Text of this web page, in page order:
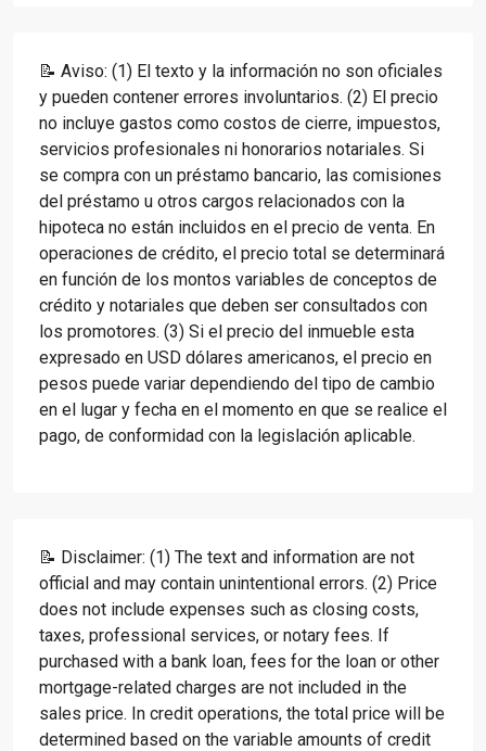
📝 Aviso: (1) El texto y la información no son oficiales
y pueden contener errores involuntarios. (2) El precio
no incluye gastos como costos de cierre, impuestos,
servicios profesionales ni honorarios notariales. Si
se compra con un préstamo bancario, las comisiones
del préstamo u otros cargos relacionados con la
hipoteca no están incluidos en el precio de venta. En
operaciones de crédito, el precio total se determinará
en función de los montos variables de conceptos de
crédito y notariales que deben ser consultados con
los promotores. (3) Si el precio del inmueble esta
expresado en USD dólares americanos, el precio en
pesos puede variar dependiendo del tipo de cambio
en el lugar y fecha en el momento en que se realice el
pago, de conformidad con la legislación aplicable.
📝 Disclaimer: (1) The text and information are not
official and may contain unintentional errors. (2) Price
does not include expenses such as closing costs,
taxes, professional services, or notary fees. If
purchased with a bank loan, fees for the loan or other
mortgage-related charges are not included in the
sales price. In credit operations, the total price will be
determined based on the variable amounts of credit